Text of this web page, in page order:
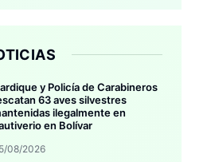
y Policía de Carabineros
63 aves silvestres
ilegalmente en
en Bolívar
08/2026